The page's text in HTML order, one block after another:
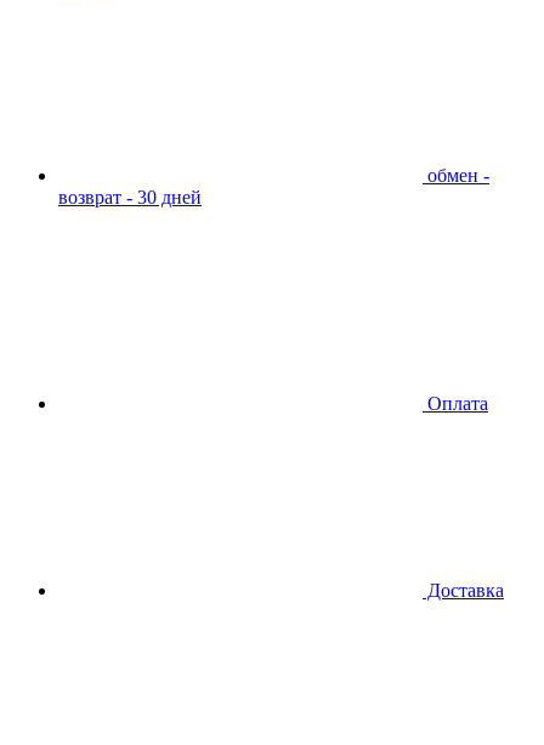
обмен -
возврат - 30 дней
Оплата
Доставка